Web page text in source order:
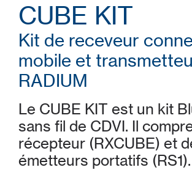
CUBE KIT
Kit de receveur
mobile et
RADIUM
Le CUBE KIT est un kit
sans fil de CDVI. Il
récepteur (RXCUBE) et
émetteurs portatifs (RS1).